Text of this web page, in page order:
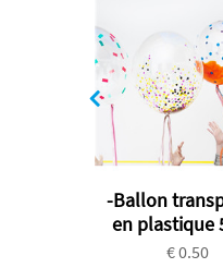
-Ballon
en plastique
€ 0.50